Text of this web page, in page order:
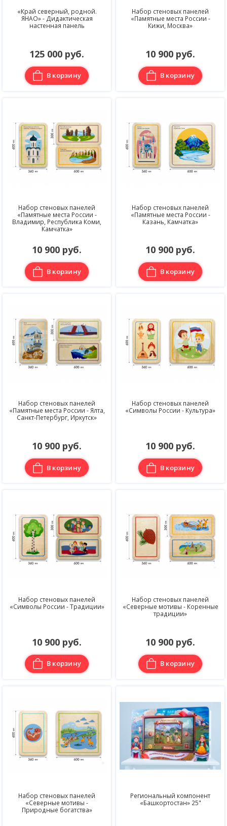
«Край северный, родной.
ЯНАО» - Дидактическая
настенная панель
125 000 руб.
В корзину
Набор стеновых панелей
«Памятные места России -
Кижи, Москва»
10 900 руб.
В корзину
Набор стеновых панелей
«Памятные места России -
Владимир, Республика Коми,
Камчатка»
10 900 руб.
В корзину
Набор стеновых панелей
«Памятные места России -
Казань, Камчатка»
10 900 руб.
В корзину
Набор стеновых панелей
«Памятные места России - Ялта,
Санкт-Петербург, Иркутск»
10 900 руб.
В корзину
Набор стеновых панелей
«Символы России - Культура»
10 900 руб.
В корзину
Набор стеновых панелей
«Символы России - Традиции»
10 900 руб.
В корзину
Набор стеновых панелей
«Северные мотивы - Коренные
традиции»
10 900 руб.
В корзину
Набор стеновых панелей
«Северные мотивы -
Природные богатства»
Региональный компонент
«Башкортостан» 25"